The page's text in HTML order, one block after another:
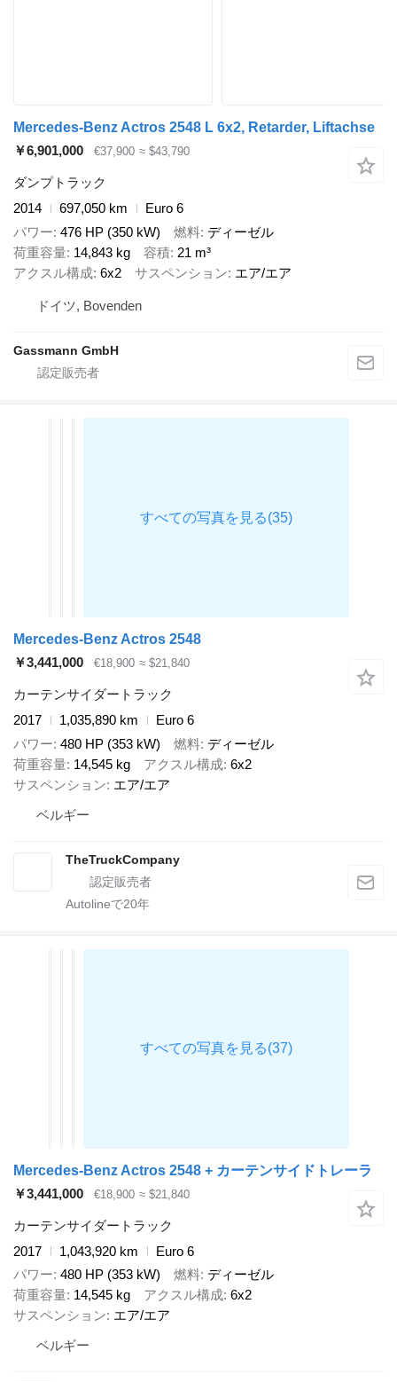
Mercedes-Benz Actros 2548 L 6x2, Retarder, Liftachse
￥6,901,000
€37,900 ≈ $43,790
ダンプトラック
2014
697,050 km
Euro 6
パワー 476 HP (350 kW) 燃料 ディーゼル
荷重容量 14,843 kg 容積 21 m³
アクスル構成 6x2 サスペンション エア/エア
ドイツ, Bovenden
Gassmann GmbH
Mercedes-Benz Actros 2548
￥3,441,000
€18,900 ≈ $21,840
カーテンサイダートラック
2017
1,035,890 km
Euro 6
パワー 480 HP (353 kW) 燃料 ディーゼル
荷重容量 14,545 kg アクスル構成 6x2
サスペンション エア/エア
ベルギー
TheTruckCompany
Autolineで20年
Mercedes-Benz Actros 2548 + カーテンサイドトレーラ
￥3,441,000
€18,900 ≈ $21,840
カーテンサイダートラック
2017
1,043,920 km
Euro 6
パワー 480 HP (353 kW) 燃料 ディーゼル
荷重容量 14,545 kg アクスル構成 6x2
サスペンション エア/エア
ベルギー